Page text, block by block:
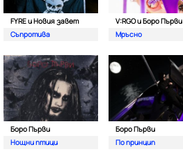
FYRE и Новия завет
Съпротива
V:RGO и Боро Първи
Мръсно
Боро Първи
Нощни птици
Боро Първи
По принцип